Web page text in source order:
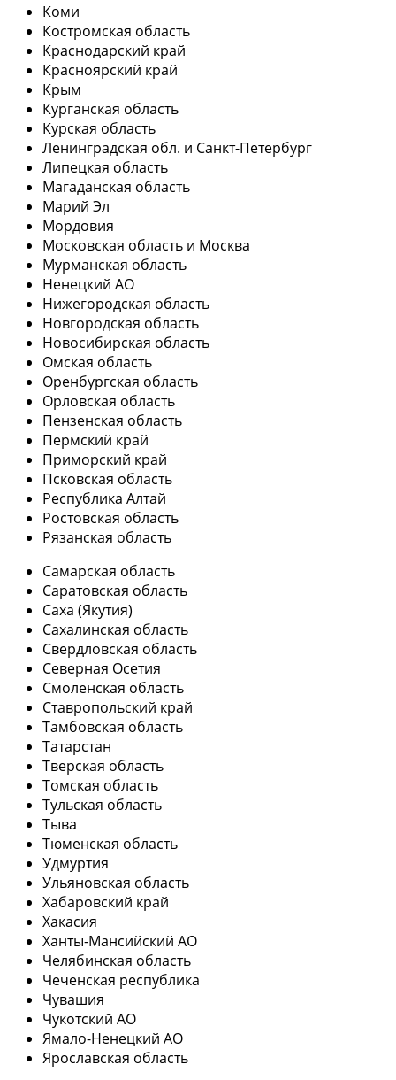
Коми
Костромская область
Краснодарский край
Красноярский край
Крым
Курганская область
Курская область
Ленинградская обл. и Санкт-Петербург
Липецкая область
Магаданская область
Марий Эл
Мордовия
Московская область и Москва
Мурманская область
Ненецкий АО
Нижегородская область
Новгородская область
Новосибирская область
Омская область
Оренбургская область
Орловская область
Пензенская область
Пермский край
Приморский край
Псковская область
Республика Алтай
Ростовская область
Рязанская область
Самарская область
Саратовская область
Саха (Якутия)
Сахалинская область
Свердловская область
Северная Осетия
Смоленская область
Ставропольский край
Тамбовская область
Татарстан
Тверская область
Томская область
Тульская область
Тыва
Тюменская область
Удмуртия
Ульяновская область
Хабаровский край
Хакасия
Ханты-Мансийский АО
Челябинская область
Чеченская республика
Чувашия
Чукотский АО
Ямало-Ненецкий АО
Ярославская область